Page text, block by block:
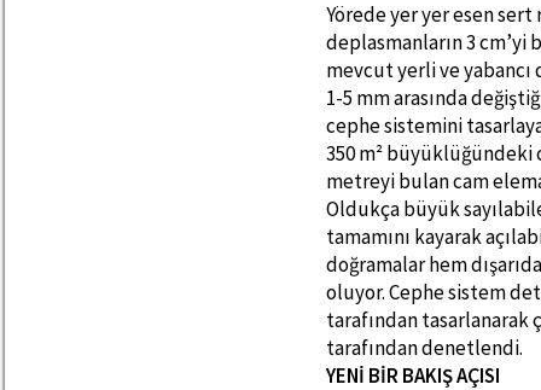
Yörede yer yer esen
deplasmanların 3
mevcut yerli ve yabancı
1-5 mm arasında
cephe sistemini
350 m² büyüklüğündeki
metreyi bulan cam
Oldukça büyük
tamamını kayarak
doğramalar hem
oluyor. Cephe sistem
tarafından tasarlanarak
tarafından denetlendi.
YENİ BİR BAKIŞ AÇISI